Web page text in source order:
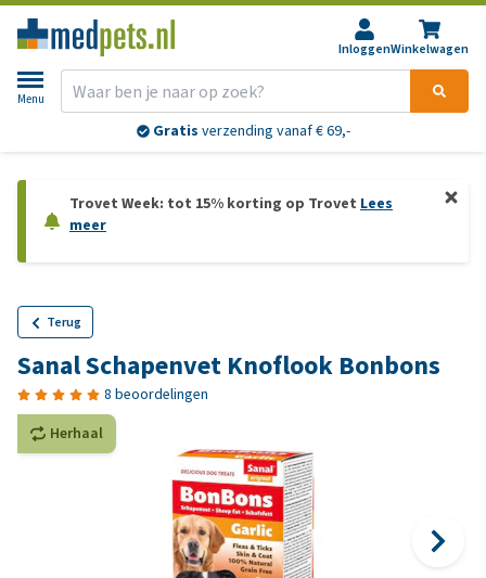
InloggenWinkelwagen
Menu
Gratis verzending vanaf € 69,-
Trovet Week: tot 15% korting op Trovet Lees
meer
Terug
Sanal Schapenvet Knoflook Bonbons
8 beoordelingen
Herhaal